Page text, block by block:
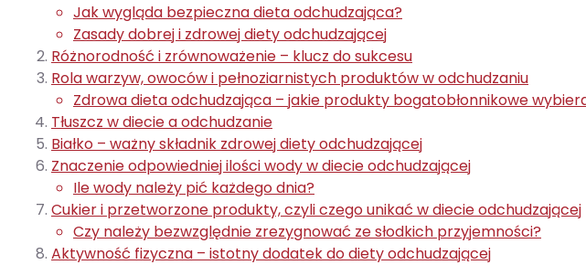
Jak wygląda bezpieczna dieta odchudzająca?
Zasady dobrej i zdrowej diety odchudzającej
Różnorodność i zrównoważenie – klucz do sukcesu
Rola warzyw, owoców i pełnoziarnistych produktów w odchudzaniu
Zdrowa dieta odchudzająca – jakie produkty bogatobłonnikowe
Tłuszcz w diecie a odchudzanie
Białko – ważny składnik zdrowej diety odchudzającej
Znaczenie odpowiedniej ilości wody w diecie odchudzającej
Ile wody należy pić każdego dnia?
Cukier i przetworzone produkty, czyli czego unikać w diecie odchudzającej
Czy należy bezwzględnie zrezygnować ze słodkich przyjemności?
Aktywność fizyczna – istotny dodatek do diety odchudzającej